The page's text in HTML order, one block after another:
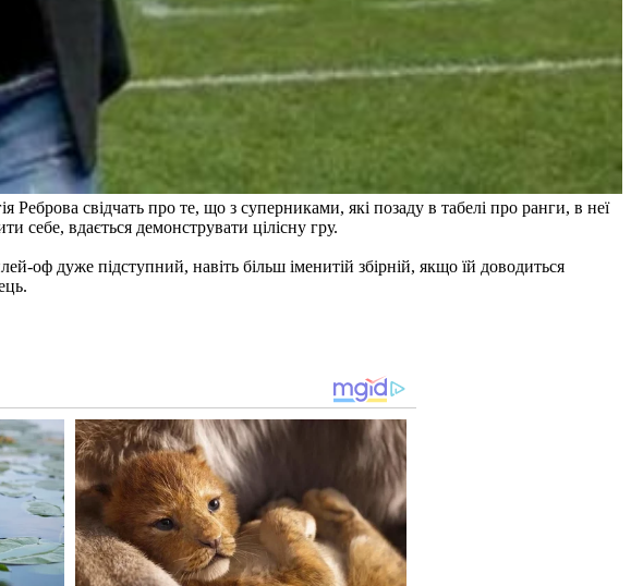
свідчать про те, що з суперниками, які позаду в табелі про ранги, в неї
себе, вдається демонструвати цілісну гру.
оф дуже підступний, навіть більш іменитій збірній, якщо їй доводиться